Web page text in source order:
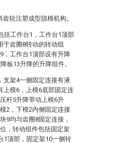
轮注塑成型脱模机构。
括工作台1，工作台1顶部
于齿圈8转动的转动组
，工作台1顶部设有升降
板13升降的升降组件。
支架4一侧固定连接有液
上模6，上模6底部固定连
杆5升降带动上模6升
2，下模2内侧固定连接
9均与齿圈8固定连接，
，转动组件包括固定架
1顶部，固定架10一侧转